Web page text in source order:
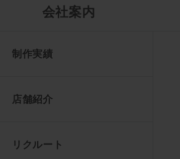
会社案内
制作実績
店舗紹介
リクルート